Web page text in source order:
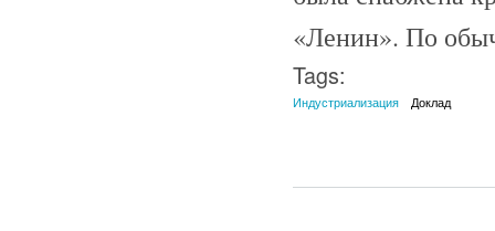
«Ленин». По
Tags:
Индустриализация Доклад